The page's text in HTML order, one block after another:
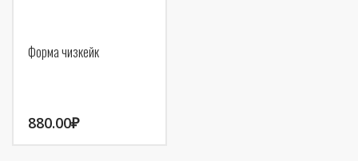
Форма чизкейк
880.00₽